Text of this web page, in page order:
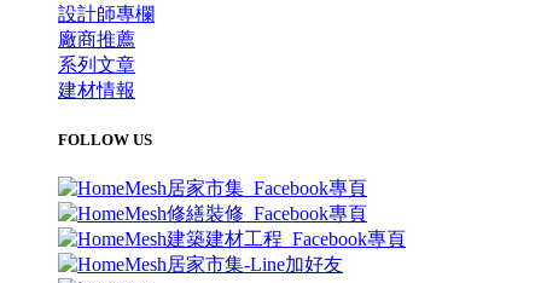
設計師專欄
廠商推薦
系列文章
建材情報
FOLLOW US